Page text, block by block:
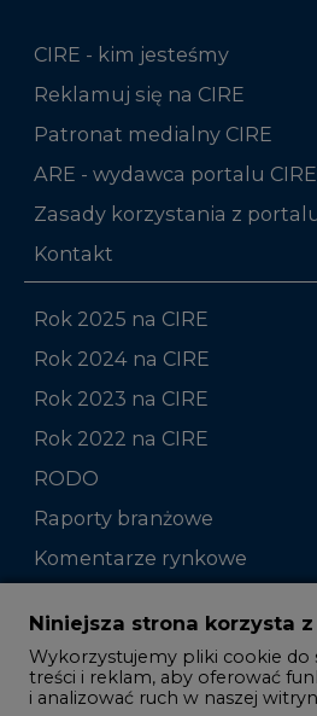
CIRE - kim jesteśmy
Reklamuj się na CIRE
Patronat medialny CIRE
ARE - wydawca portalu CIRE
Zasady korzystania z
Kontakt
Rok 2025 na CIRE
Rok 2024 na CIRE
Rok 2023 na CIRE
Rok 2022 na CIRE
RODO
Raporty branżowe
Komentarze rynkowe
Zmiany kadrowe na rynku
Studio CIRE
Rozmowy o energetyce
Niniejsza strona korzysta
Wykorzystujemy pliki cookie do
treści i reklam, aby oferować
i analizować ruch w naszej